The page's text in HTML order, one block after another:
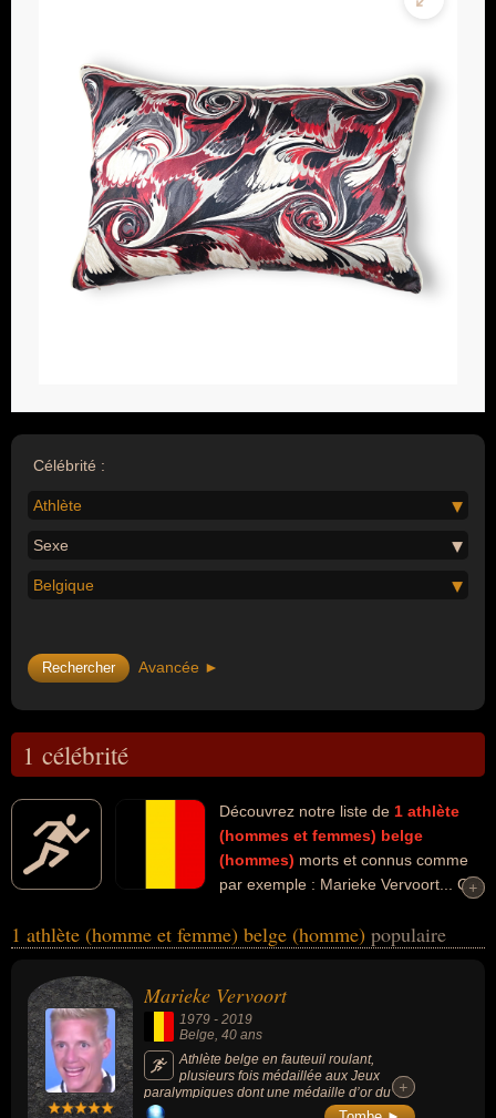
Célébrité :
Athlète
Sexe
Belgique
Avancée ►
1 célébrité
Découvrez notre liste de 1 athlète
(hommes et femmes) belge
(hommes) morts et connus comme
par exemple : Marieke Vervoort... Ces
l'athlétisme ou du sport. Ces célébrités peuvent également avoir
+
+
1 athlète (homme et femme) belge (homme) populaire
Marieke Vervoort
1979 - 2019
Belge, 40 ans
Athlète belge en fauteuil roulant,
plusieurs fois médaillée aux Jeux
paralympiques dont une médaille d’or du
100m en 2012 à Londres. Atteinte d'une
+
+